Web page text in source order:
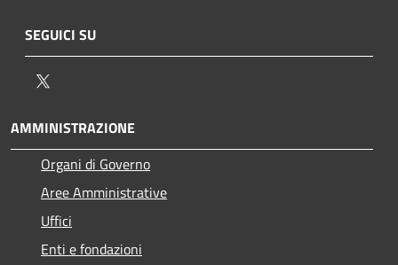
SEGUICI SU
AMMINISTRAZIONE
Organi di Governo
Aree Amministrative
Uffici
Enti e fondazioni